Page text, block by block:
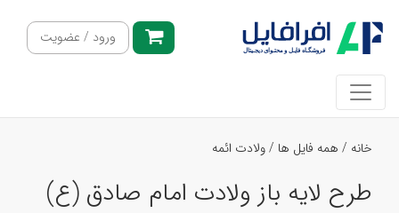
ورود / عضویت
خانه / همه فایل ها /ولادت ائمه
طرح لایه باز ولادت امام صادق (ع)